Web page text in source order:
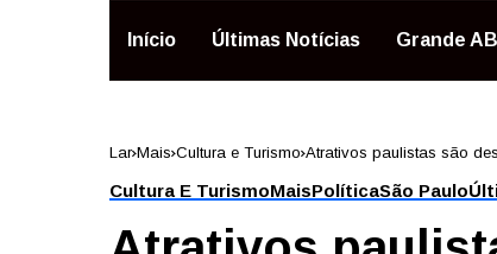
Início Últimas Notícias Grande
Lar Mais Cultura e Turismo Atrativos paulistas são
Cultura E TurismoMaisPolíticaSão Paulo